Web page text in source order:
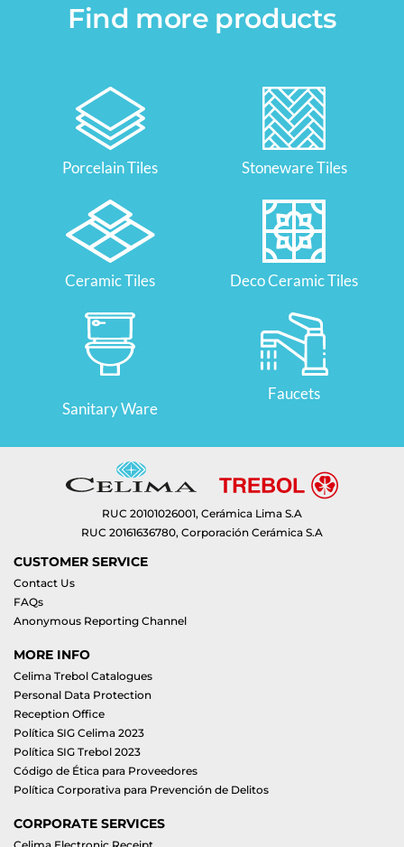
Find more products
Porcelain Tiles Stoneware Tiles
Ceramic Tiles Deco Ceramic Tiles
Sanitary Ware
Faucets
RUC 20101026001, Cerámica Lima S.A
RUC 20161636780, Corporación Cerámica S.A
CUSTOMER SERVICE
Contact Us
FAQs
Anonymous Reporting Channel
MORE INFO
Celima Trebol Catalogues
Personal Data Protection
Reception Office
Política SIG Celima 2023
Política SIG Trebol 2023
Código de Ética para Proveedores
Política Corporativa para Prevención de Delitos
CORPORATE SERVICES